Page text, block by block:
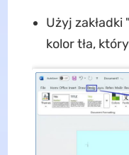
Użyj zakładki "
kolor tła,